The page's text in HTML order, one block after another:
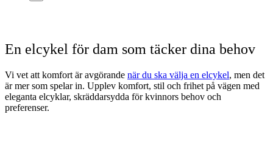
En elcykel för dam som täcker dina behov
Vi vet att komfort är avgörande när du ska välja en elcykel, men det
är mer som spelar in. Upplev komfort, stil och frihet på vägen med
eleganta elcyklar, skräddarsydda för kvinnors behov och
preferenser.